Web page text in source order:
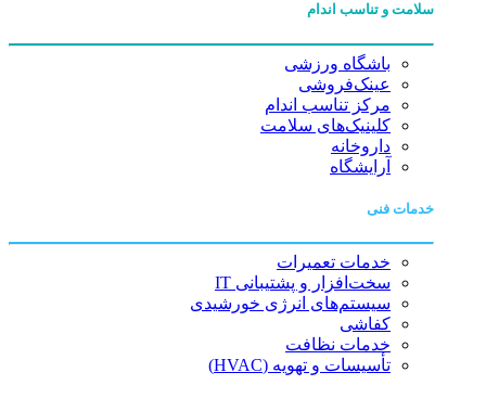
سلامت و تناسب اندام
باشگاه ورزشی
عینک‌فروشی
مرکز تناسب اندام
کلینیک‌های سلامت
داروخانه
آرایشگاه
خدمات فنی
خدمات تعمیرات
سخت‌افزار و پشتیبانی IT
سیستم‌های انرژی خورشیدی
کفاشی
خدمات نظافت
تأسیسات و تهویه (HVAC)